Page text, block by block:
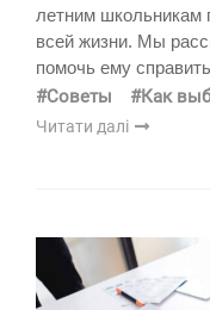
летним школьникам
всей жизни. Мы
помочь ему
#Советы #Как
Читати далі